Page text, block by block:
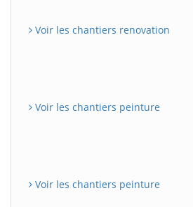
Voir les chantiers renovation
Voir les chantiers peinture
Voir les chantiers peinture